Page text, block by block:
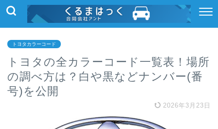
トヨタカラーコード
トヨタの全カラーコード一覧表！場所
の調べ方は？白や黒などナンバー(番
号)を公開
2026年3月23日